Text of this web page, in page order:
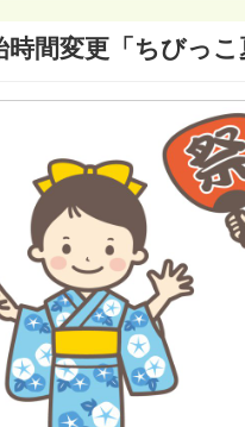
時間変更「ちびっ